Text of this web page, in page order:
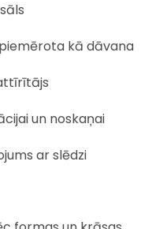
kā dāvana
un noskaņai
ar slēdzi